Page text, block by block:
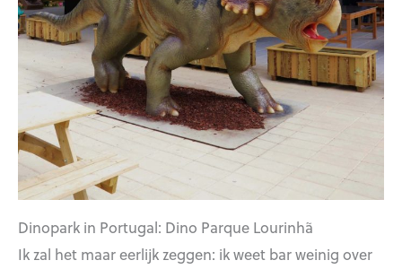
Dinopark in Portugal: Dino Parque Lourinhã
Ik zal het maar eerlijk zeggen: ik weet bar weinig over